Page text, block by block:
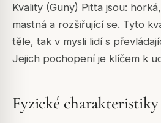
Kvality (Guny) Pitta jsou:
mastná a rozšiřující se. Tyto
těle, tak v mysli lidí s
Jejich pochopení je klíčem k
Fyzické